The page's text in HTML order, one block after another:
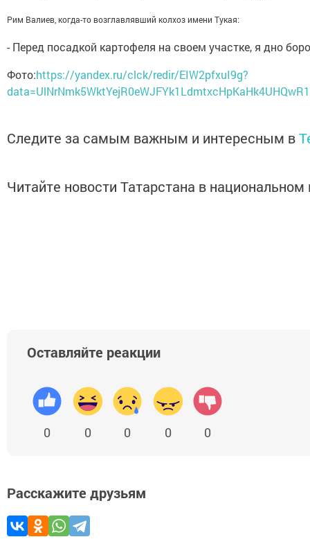
Рим Валиев, когда-то возглавлявший колхоз имени Тукая:
- Перед посадкой картофеля на своем участке, я дно
Фото:https://yandex.ru/clck/redir/EIW2pfxuI9g?
Следите за самым важным и интересным в
Читайте новости Татарстана в
Оставляйте реакции
0 0 0 0 0
Расскажите друзьям